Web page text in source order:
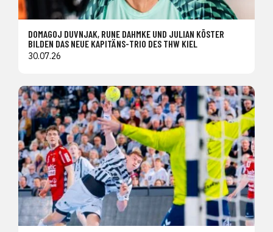
DOMAGOJ DUVNJAK, RUNE DAHMKE UND JULIAN KÖSTER
BILDEN DAS NEUE KAPITÄNS-TRIO DES THW KIEL
30.07.26